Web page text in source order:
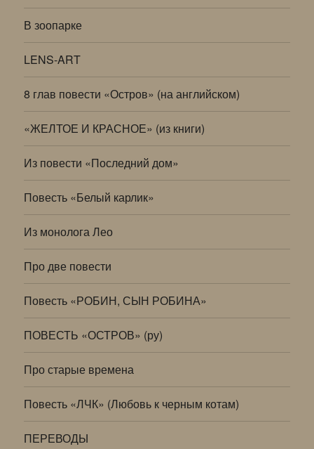
В зоопарке
LENS-ART
8 глав повести «Остров» (на английском)
«ЖЕЛТОЕ И КРАСНОЕ» (из книги)
Из повести «Последний дом»
Повесть «Белый карлик»
Из монолога Лео
Про две повести
Повесть «РОБИН, СЫН РОБИНА»
ПОВЕСТЬ «ОСТРОВ» (ру)
Про старые времена
Повесть «ЛЧК» (Любовь к черным котам)
ПЕРЕВОДЫ